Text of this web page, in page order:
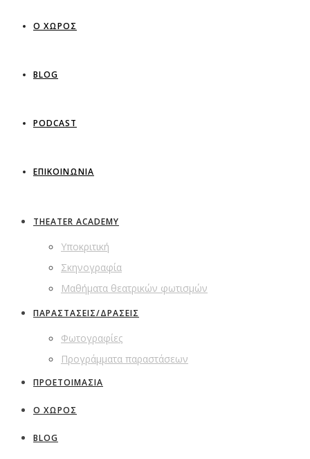
Ο ΧΩΡΟΣ
BLOG
PODCAST
ΕΠΙΚΟΙΝΩΝΙΑ
THEATER ACADEMY
Υποκριτική
Σκηνογραφία
Μαθήματα θεατρικών φωτισμών
ΠΑΡΑΣΤΑΣΕΙΣ/ΔΡΑΣΕΙΣ
Φωτογραφίες
Προγράμματα παραστάσεων
ΠΡΟΕΤΟΙΜΑΣΙΑ
Ο ΧΩΡΟΣ
BLOG